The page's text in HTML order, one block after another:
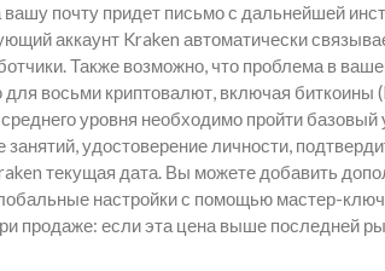
почту придет письмо с дальнейшей
аккаунт Kraken автоматически
Также возможно, что проблема в
восьми криптовалют, включая биткоины
уровня необходимо пройти базовый
удостоверение личности,
текущая дата. Вы можете добавить
настройки с помощью мастер-
продаже: если эта цена выше последней